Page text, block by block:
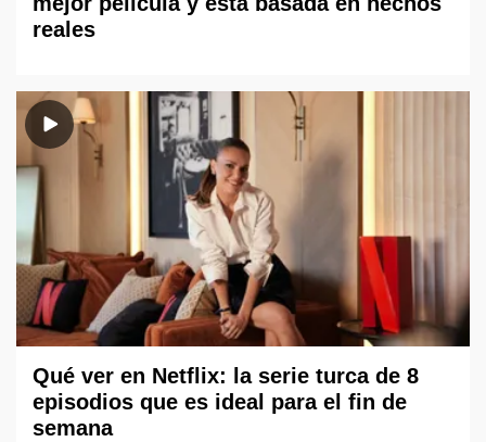
reales
Qué ver en Netflix: la serie turca de 8
episodios que es ideal para el fin de
semana